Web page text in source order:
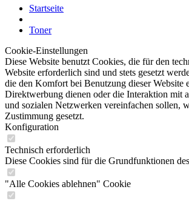
Startseite
Toner
Cookie-Einstellungen
Diese Website benutzt Cookies, die für den
Website erforderlich sind und stets gesetzt
die den Komfort bei Benutzung dieser Website
Direktwerbung dienen oder die Interaktion mit
und sozialen Netzwerken vereinfachen sollen,
Zustimmung gesetzt.
Konfiguration
Technisch erforderlich
Diese Cookies sind für die Grundfunktionen
"Alle Cookies ablehnen" Cookie